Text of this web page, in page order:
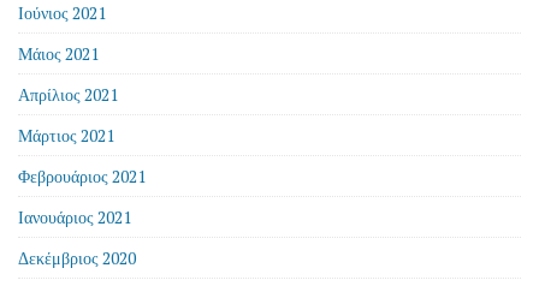
Ιούνιος 2021
Μάιος 2021
Απρίλιος 2021
Μάρτιος 2021
Φεβρουάριος 2021
Ιανουάριος 2021
Δεκέμβριος 2020